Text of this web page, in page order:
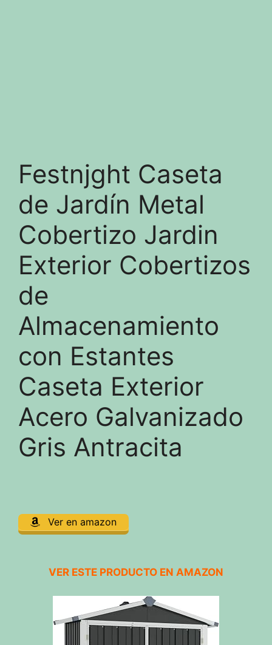
Festnjght Caseta
de Jardín Metal
Cobertizo Jardin
Exterior Cobertizos
de
Almacenamiento
con Estantes
Caseta Exterior
Acero Galvanizado
Gris Antracita
Ver en amazon
VER ESTE PRODUCTO EN AMAZON